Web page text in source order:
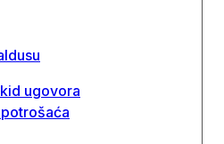
ugovora